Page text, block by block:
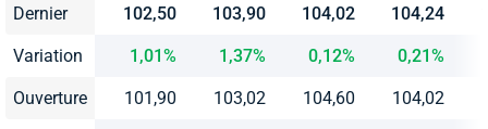
Dernier 102,50 103,90 104,02 104,24
Variation 1,01% 1,37% 0,12% 0,21%
Ouverture 101,90 103,02 104,60 104,02